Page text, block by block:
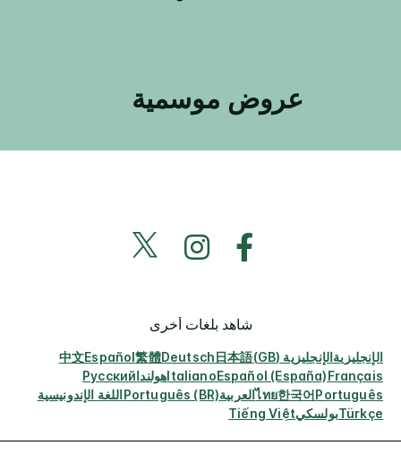
عروض موسمية
شاهد بلغات أخرى
الإنجليزيةالإنجليزية (GB) 日本語
Deutsch
繁體
Español
中文
Français
Español (España)
ItalianoهولنداРусский
Português
한국어
ไทยالعربيةPortuguês (BR)اللغة الإندونيسية
TürkçeبولسكيTiếng Việt